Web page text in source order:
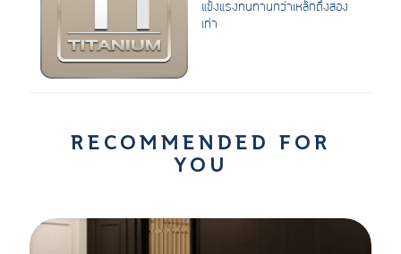
แข็งแรงทนทานกว่าเหล็กถึงสอง
เท่า
RECOMMENDED FOR
YOU